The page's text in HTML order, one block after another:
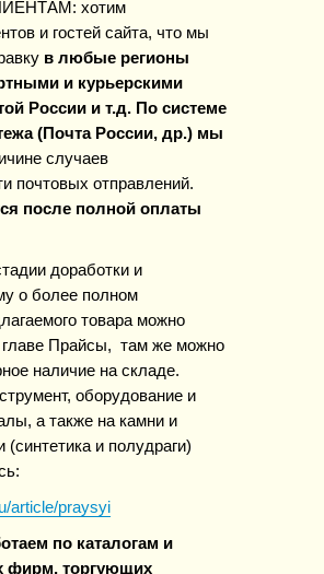
хотим
и гостей сайта, что мы
в любые регионы
и курьерскими
России и т.д. По системе
(Почта России, др.) мы
случаев
почтовых отправлений.
после полной оплаты
доработки и
о более полном
товара можно
главе Прайсы, там же можно
наличие на складе.
оборудование и
а также на камни и
и полудраги)
article/praysyi
по каталогам и
фирм, торгующих